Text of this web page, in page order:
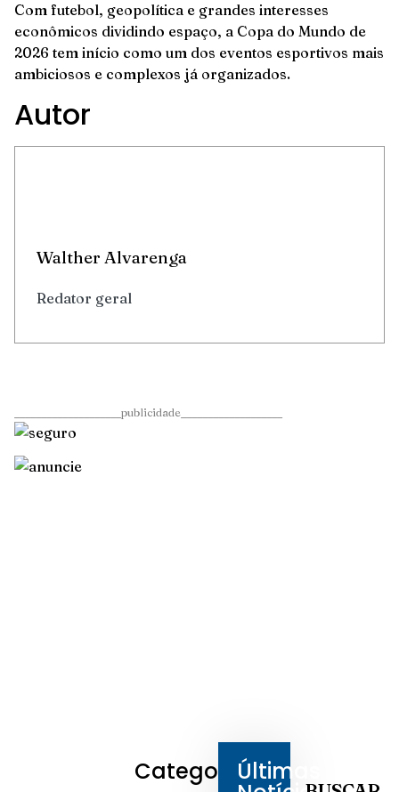
Com futebol, geopolítica e grandes interesses
econômicos dividindo espaço, a Copa do Mundo de
2026 tem início como um dos eventos esportivos mais
ambiciosos e complexos já organizados.
Autor
Walther Alvarenga
Redator geral
____________________publicidade___________________
CategoriasÚltimas